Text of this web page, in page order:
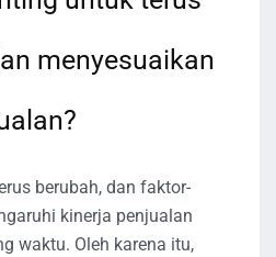
menyesuaikan
berubah, dan faktor-
kinerja penjualan
waktu. Oleh karena itu,